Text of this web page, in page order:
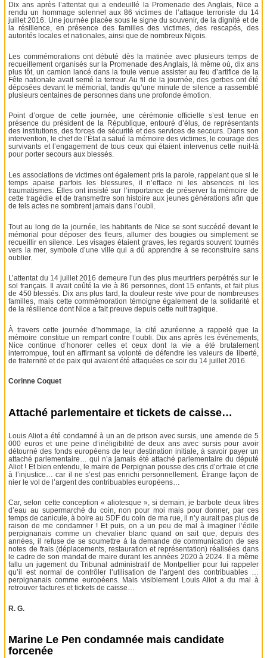
Dix ans après l’attentat qui a endeuillé la Promenade des Anglais, Nice a
rendu un hommage solennel aux 86 victimes de l’attaque terroriste du 14
juillet 2016. Une journée placée sous le signe du souvenir, de la dignité et de
la résilience, en présence des familles des victimes, des rescapés, des
autorités locales et nationales, ainsi que de nombreux Niçois.
Les commémorations ont débuté dès la matinée avec plusieurs temps de
recueillement organisés sur la Promenade des Anglais, là même où, dix ans
plus tôt, un camion lancé dans la foule venue assister au feu d’artifice de la
Fête nationale avait semé la terreur. Au fil de la journée, des gerbes ont été
déposées devant le mémorial, tandis qu’une minute de silence a rassemblé
plusieurs centaines de personnes dans une profonde émotion.
Point d’orgue de cette journée, une cérémonie officielle s’est tenue en
présence du président de la République, entouré d’élus, de représentants
des institutions, des forces de sécurité et des services de secours. Dans son
intervention, le chef de l’État a salué la mémoire des victimes, le courage des
survivants et l’engagement de tous ceux qui étaient intervenus cette nuit-là
pour porter secours aux blessés.
Les associations de victimes ont également pris la parole, rappelant que si le
temps apaise parfois les blessures, il n’efface ni les absences ni les
traumatismes. Elles ont insisté sur l’importance de préserver la mémoire de
cette tragédie et de transmettre son histoire aux jeunes générations afin que
de tels actes ne sombrent jamais dans l’oubli.
Tout au long de la journée, les habitants de Nice se sont succédé devant le
mémorial pour déposer des fleurs, allumer des bougies ou simplement se
recueillir en silence. Les visages étaient graves, les regards souvent tournés
vers la mer, symbole d’une ville qui a dû apprendre à se reconstruire sans
oublier.
L’attentat du 14 juillet 2016 demeure l’un des plus meurtriers perpétrés sur le
sol français. Il avait coûté la vie à 86 personnes, dont 15 enfants, et fait plus
de 450 blessés. Dix ans plus tard, la douleur reste vive pour de nombreuses
familles, mais cette commémoration témoigne également de la solidarité et
de la résilience dont Nice a fait preuve depuis cette nuit tragique.
À travers cette journée d’hommage, la cité azuréenne a rappelé que la
mémoire constitue un rempart contre l’oubli. Dix ans après les événements,
Nice continue d’honorer celles et ceux dont la vie a été brutalement
interrompue, tout en affirmant sa volonté de défendre les valeurs de liberté,
de fraternité et de paix qui avaient été attaquées ce soir du 14 juillet 2016.
Corinne Coquet
Attaché parlementaire et tickets de caisse…
Louis Aliot a été condamné à un an de prison avec sursis, une amende de 5
000 euros et une peine d’inéligibilité de deux ans avec sursis pour avoir
détourné des fonds européens de leur destination initiale, à savoir payer un
attaché parlementaire… qui n’a jamais été attaché parlementaire du député
Aliot ! Et bien entendu, le maire de Perpignan pousse des cris d’orfraie et crie
à l’injustice… car il ne s’est pas enrichi personnellement. Étrange façon de
nier le vol de l’argent des contribuables européens…
Car, selon cette conception « aliotesque », si demain, je barbote deux litres
d’eau au supermarché du coin, non pour moi mais pour donner, par ces
temps de canicule, à boire au SDF du coin de ma rue, il n’y aurait pas plus de
raison de me condamner ! Et puis, on a un peu de mal à imaginer l’édile
perpignanais comme un chevalier blanc quand on sait que, depuis des
années, il refuse de se soumettre à la demande de communication de ses
notes de frais (déplacements, restauration et représentation) réalisées dans
le cadre de son mandat de maire durant les années 2020 à 2024. Il a même
fallu un jugement du Tribunal administratif de Montpellier pour lui rappeler
qu’il est normal de contrôler l’utilisation de l’argent des contribuables …
perpignanais comme européens. Mais visiblement Louis Aliot a du mal à
retrouver factures et tickets de caisse…
R. G.
Marine Le Pen condamnée mais candidate
forcenée